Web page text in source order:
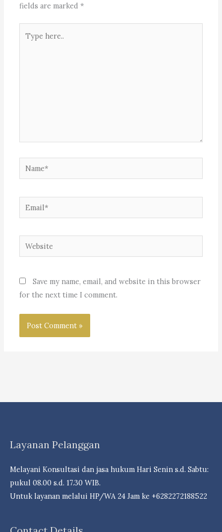
fields are marked*
here..
Name*
Email*
Website
Save my name, email, and website in this browser
for the next time I comment.
Layanan Pelanggan
Melayani Konsultasi dan jasa hukum Hari Senin s.d. Sabtu:
pukul 08.00 s.d. 17.30 WIB.
Untuk layanan melalui HP/WA 24 Jam ke +6282272188522